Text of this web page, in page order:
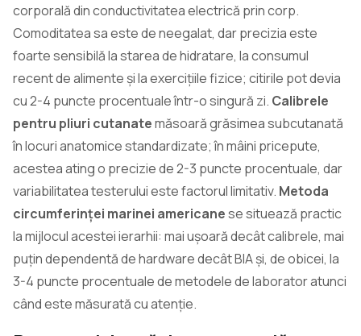
corporală din conductivitatea electrică prin corp.
Comoditatea sa este de neegalat, dar precizia este
foarte sensibilă la starea de hidratare, la consumul
recent de alimente și la exercițiile fizice; citirile pot devia
cu 2-4 puncte procentuale într-o singură zi. Calibrele
pentru pliuri cutanatemăsoară grăsimea subcutanată
în locuri anatomice standardizate; în mâini pricepute,
acestea ating o precizie de 2-3 puncte procentuale, dar
variabilitatea testerului este factorul limitativ. Metoda
circumferinței marinei americanese situează practic
la mijlocul acestei ierarhii: mai ușoară decât calibrele, mai
puțin dependentă de hardware decât BIA și, de obicei, la
3-4 puncte procentuale de metodele de laborator atunci
când este măsurată cu atenție.